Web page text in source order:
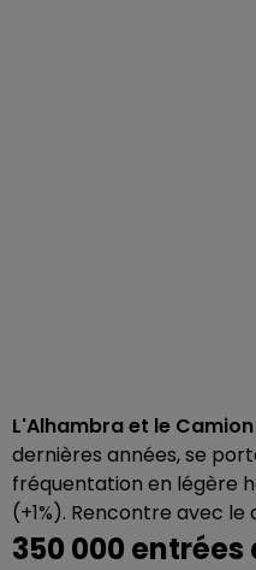
L'Alhambra et le
dernières années, se
fréquentation en légère
(+1%). Rencontre avec
350 000 entrées